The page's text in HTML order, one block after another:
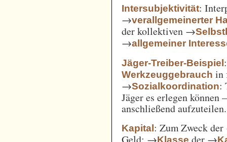
Intersubjektivität:
→verallgemeinerter
der kollektiven →
→allgemeiner
Jäger-Treiber-Beispiel
Werkzeuggebrauch in
→Sozialkoordination:
Jäger es erlegen
anschließend aufzuteilen.
Kapital: Zum Zweck
Geld; →Klasse der →